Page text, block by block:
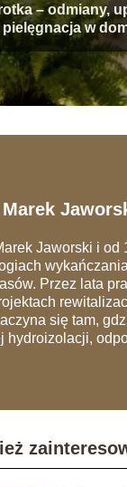
– odmiany,
pielęgnacja w
Marek
Jaworski i od
Przez lata
się tam,
hydroizolacji,
powtarzać co dwa
i systemów
Moim